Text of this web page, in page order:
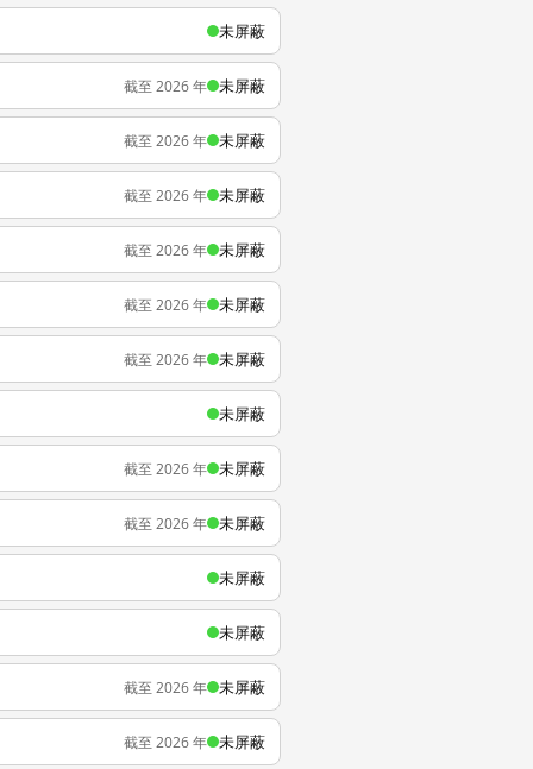
未屏蔽
截至 2026 年 未屏蔽
截至 2026 年 未屏蔽
截至 2026 年 未屏蔽
截至 2026 年 未屏蔽
截至 2026 年 未屏蔽
截至 2026 年 未屏蔽
未屏蔽
截至 2026 年 未屏蔽
截至 2026 年 未屏蔽
未屏蔽
未屏蔽
截至 2026 年 未屏蔽
截至 2026 年 未屏蔽